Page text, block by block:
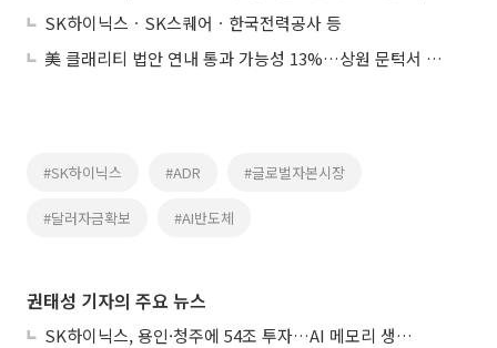
SK하이닉스ㆍSK스퀘어ㆍ한국전력공사 등
美 클래리티 법안 연내 통과 가능성 13%…상원 문턱서 제동
#SK하이닉스 #ADR #글로벌자본시장
#달러자금확보 #AI반도체
권태성 기자의 주요 뉴스
SK하이닉스, 용인·청주에 54조 투자…AI 메모리 생산기지 키운다